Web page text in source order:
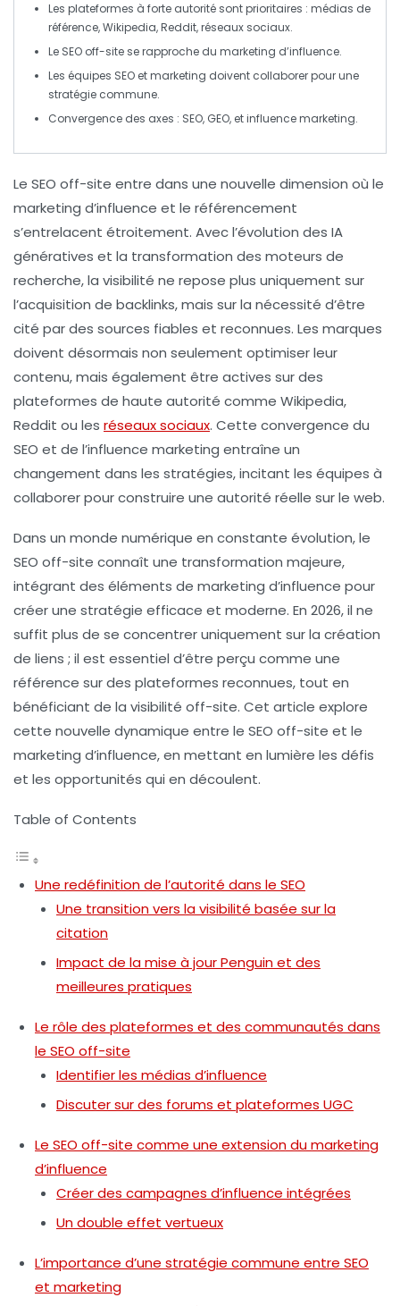
Les plateformes à forte autorité sont prioritaires : médias de
référence,Wikipedia,Reddit, réseaux sociaux.
Le SEO off-site se rapproche du marketing d’influence.
Les équipes SEO etmarketing doivent collaborer pour une
stratégie commune.
Convergence des axes : SEO, GEO, etinfluence marketing.
Le SEO off-site entre dans une nouvelle dimension où le
marketing d’influence et le référencement
s’entrelacent étroitement. Avec l’évolution des IA
génératives et la transformation des moteurs de
recherche, la visibilité ne repose plus uniquement sur
l’acquisition de backlinks, mais sur la nécessité d’être
cité par des sources fiables et reconnues. Les marques
doivent désormais non seulement optimiser leur
contenu, mais également être actives sur des
plateformes de haute autorité comme Wikipedia,
Reddit ou les réseaux sociaux. Cette convergence du
SEO et de l’influence marketing entraîne un
changement dans les stratégies, incitant les équipes à
collaborer pour construire une autorité réelle sur le web.
Dans un monde numérique en constante évolution, le
SEO off-site connaît une transformation majeure,
intégrant des éléments de marketing d’influence pour
créer une stratégie efficace et moderne. En 2026, il ne
suffit plus de se concentrer uniquement sur la création
de liens ; il est essentiel d’être perçu comme une
référence sur des plateformes reconnues, tout en
bénéficiant de la visibilité off-site. Cet article explore
cette nouvelle dynamique entre le SEO off-site et le
marketing d’influence, en mettant en lumière les défis
et les opportunités qui en découlent.
Table of Contents
Une redéfinition de l’autorité dans le SEO
Une transition vers la visibilité basée sur la
citation
Impact de la mise à jour Penguin et des
meilleures pratiques
Le rôle des plateformes et des communautés dans
le SEO off-site
Identifier les médias d’influence
Discuter sur des forums et plateformes UGC
Le SEO off-site comme une extension du marketing
d’influence
Créer des campagnes d’influence intégrées
Un double effet vertueux
L’importance d’une stratégie commune entre SEO
et marketing